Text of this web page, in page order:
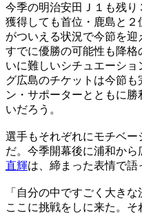
今季の明治安田Ｊ１も残
獲得しても首位・鹿島と
がついえる状況で今節を
すでに優勝の可能性も降
いに難しいシチュエーシ
グ広島のチケットは今節
ン・サポーターとともに
いだろう。
選手もそれぞれにモチベ
だ。今季開幕後に浦和か
直輝は、締まった表情で語
「自分の中ですごく大き
ここに挑戦をしに来た。